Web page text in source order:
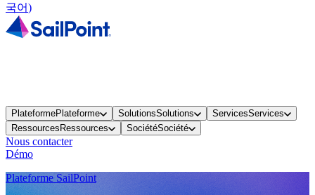
국어)
PlateformePlateforme SolutionsSolutions ServicesServices
Ressources Ressources SociétéSociété
Nous contacter
Démo
Plateforme SailPoint